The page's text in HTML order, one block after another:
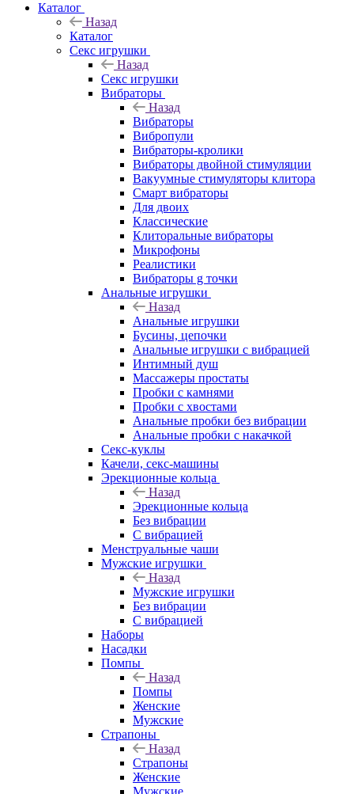
Каталог
Назад
Каталог
Секс игрушки
Назад
Секс игрушки
Вибраторы
Назад
Вибраторы
Вибропули
Вибраторы-кролики
Вибраторы двойной стимуляции
Вакуумные стимуляторы клитора
Смарт вибраторы
Для двоих
Классические
Клиторальные вибраторы
Микрофоны
Реалистики
Вибраторы g точки
Анальные игрушки
Назад
Анальные игрушки
Бусины, цепочки
Анальные игрушки с вибрацией
Интимный душ
Массажеры простаты
Пробки с камнями
Пробки с хвостами
Анальные пробки без вибрации
Анальные пробки с накачкой
Секс-куклы
Качели, секс-машины
Эрекционные кольца
Назад
Эрекционные кольца
Без вибрации
С вибрацией
Менструальные чаши
Мужские игрушки
Назад
Мужские игрушки
Без вибрации
С вибрацией
Наборы
Насадки
Помпы
Назад
Помпы
Женские
Мужские
Страпоны
Назад
Страпоны
Женские
Мужские